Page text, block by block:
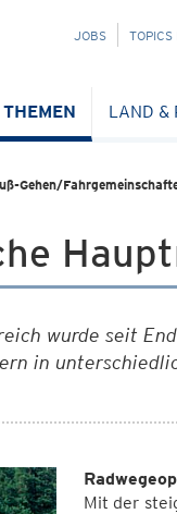
NAVIGATION
JOBS TOPICS
THEMEN LAND &
Gehen/
wurde seit
in
Mit der